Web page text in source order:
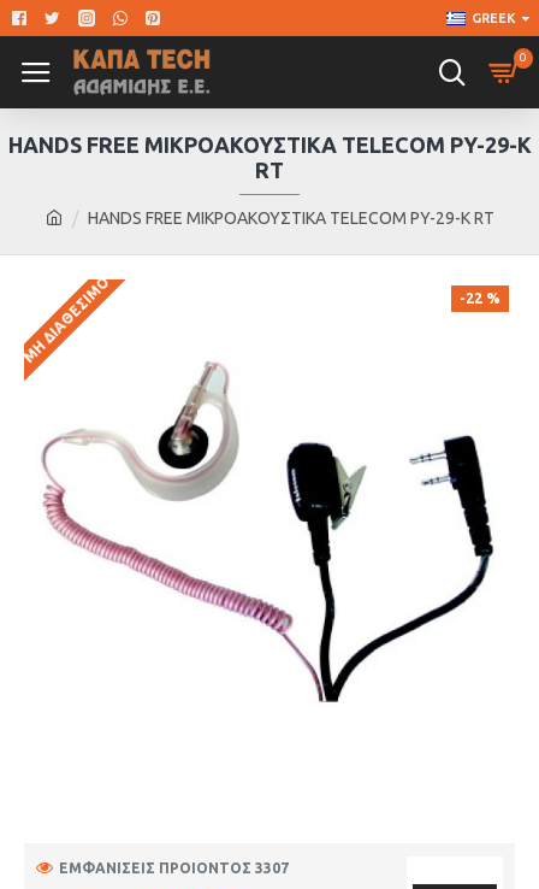
GREEK
0
HANDS FREE ΜΙΚΡΟΑΚΟΥΣΤΙΚΑ TELECOM PY-29-K RT
HANDS FREE ΜΙΚΡΟΑΚΟΥΣΤΙΚΑ TELECOM PY-29-K
RT
-22 %
ΜΗ ΔΙΑΘΈΣΙΜΟ
ΕΜΦΑΝΊΣΕΙΣ ΠΡΟΙΌΝΤΟΣ 3307